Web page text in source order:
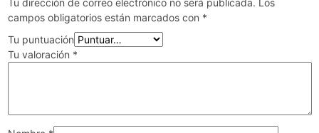
Tu dirección de correo electrónico no será publicada. Los
campos obligatorios están marcados con *
Tu puntuación
Tu valoración *